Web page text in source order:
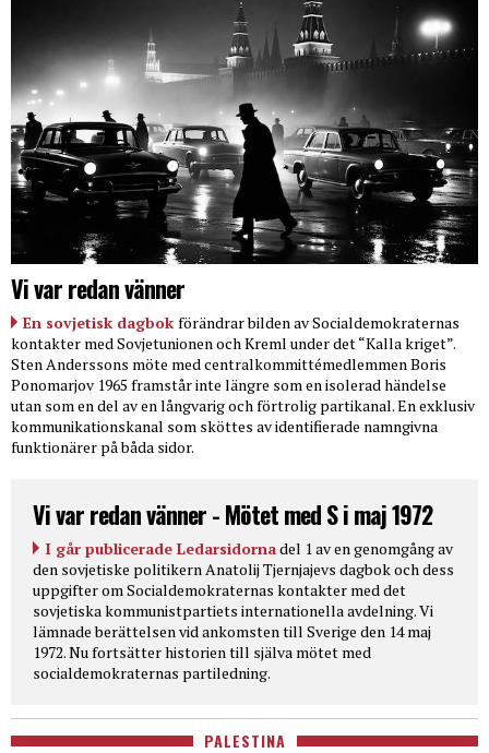
Vi var redan vänner
En sovjetisk dagbok förändrar bilden av Socialdemokraternas
kontakter med Sovjetunionen och Kreml under det “Kalla kriget”.
Sten Anderssons möte med centralkommittémedlemmen Boris
Ponomarjov 1965 framstår inte längre som en isolerad händelse
utan som en del av en långvarig och förtrolig partikanal. En exklusiv
kommunikationskanal som sköttes av identifierade namngivna
funktionärer på båda sidor.
Vi var redan vänner - Mötet med S i maj 1972
I går publicerade Ledarsidornadel 1 av en genomgång av
den sovjetiske politikern Anatolij Tjernjajevs dagbok och dess
uppgifter om Socialdemokraternas kontakter med det
sovjetiska kommunistpartiets internationella avdelning. Vi
lämnade berättelsen vid ankomsten till Sverige den 14 maj
1972. Nu fortsätter historien till själva mötet med
socialdemokraternas partiledning.
PALESTINA